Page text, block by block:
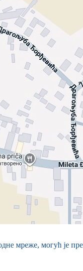
мреже, могућ је